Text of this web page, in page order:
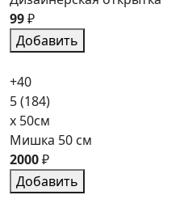
99₽
Добавить
+40
5(184)
x 50см
Мишка 50 см
2000₽
Добавить